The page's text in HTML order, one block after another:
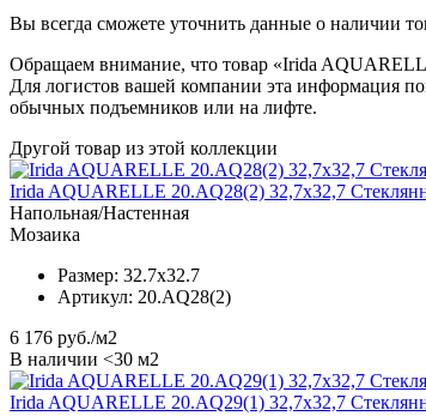
Вы всегда сможете уточнить данные о наличии
Обращаем внимание, что товар «Irida
Для логистов вашей компании эта информация
обычных подъемников или на лифте.
Другой товар из этой коллекции
Irida AQUARELLE 20.AQ28(2) 32,7x32,7
Напольная/Настенная
Мозаика
Размер: 32.7x32.7
Артикул: 20.AQ28(2)
6 176 руб./м2
В наличии <30 м2
Irida AQUARELLE 20.AQ29(1) 32,7x32,7